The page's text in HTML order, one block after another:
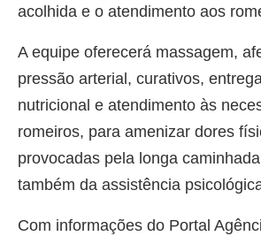
acolhida e o atendimento aos
A equipe oferecerá massagem,
pressão arterial, curativos,
nutricional e atendimento às
romeiros, para amenizar dores
provocadas pela longa
também da assistência
Com informações do Portal